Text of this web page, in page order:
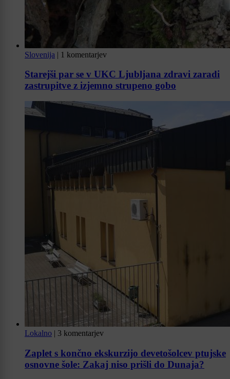
Slovenija | 1 komentarjev
Starejši par se v UKC Ljubljana zdravi zaradi
zastrupitve z izjemno strupeno gobo
Lokalno | 3 komentarjev
Zaplet s končno ekskurzijo devetošolcev ptujske
osnovne šole: Zakaj niso prišli do Dunaja?